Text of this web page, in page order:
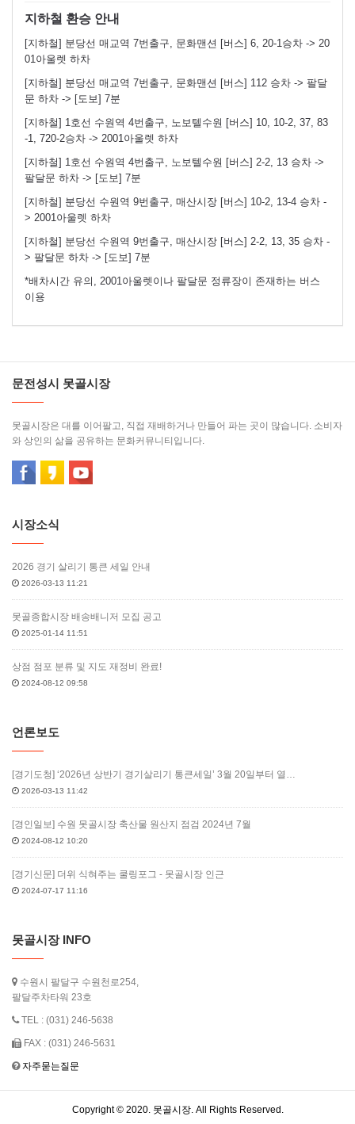
지하철 환승 안내
[지하철] 분당선 매교역 7번출구, 문화맨션 [버스] 6, 20-1승차 -> 20
01아울렛 하차
[지하철] 분당선 매교역 7번출구, 문화맨션 [버스] 112 승차 -> 팔달
문 하차 -> [도보] 7분
[지하철] 1호선 수원역 4번출구, 노보텔수원 [버스] 10, 10-2, 37, 83
-1, 720-2승차 -> 2001아울렛 하차
[지하철] 1호선 수원역 4번출구, 노보텔수원 [버스] 2-2, 13 승차 ->
팔달문 하차 -> [도보] 7분
[지하철] 분당선 수원역 9번출구, 매산시장 [버스] 10-2, 13-4 승차 -
> 2001아울렛 하차
[지하철] 분당선 수원역 9번출구, 매산시장 [버스] 2-2, 13, 35 승차 -
> 팔달문 하차 -> [도보] 7분
*배차시간 유의, 2001아울렛이나 팔달문 정류장이 존재하는 버스
이용
문전성시 못골시장
못골시장은 대를 이어팔고, 직접 재배하거나 만들어 파는 곳이 많습니다. 소비자
와 상인의 삶을 공유하는 문화커뮤니티입니다.
시장소식
2026 경기 살리기 통큰 세일 안내
2026-03-13 11:21
못골종합시장 배송배니저 모집 공고
2025-01-14 11:51
상점 점포 분류 및 지도 재정비 완료!
2024-08-12 09:58
언론보도
[경기도청] ‘2026년 상반기 경기살리기 통큰세일’ 3월 20일부터 열…
2026-03-13 11:42
[경인일보] 수원 못골시장 축산물 원산지 점검 2024년 7월
2024-08-12 10:20
[경기신문] 더위 식혀주는 쿨링포그 - 못골시장 인근
2024-07-17 11:16
못골시장 INFO
수원시 팔달구 수원천로254,
팔달주차타워 23호
TEL : (031) 246-5638
FAX : (031) 246-5631
자주묻는질문
Copyright © 2020. 못골시장. All Rights Reserved.